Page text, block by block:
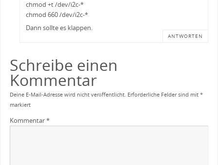
chmod +t /dev/i2c-*
chmod 660 /dev/i2c-*
Dann sollte es klappen.
ANTWORTEN
Schreibe einen
Kommentar
Deine E-Mail-Adresse wird nicht veröffentlicht. Erforderliche Felder sind mit *
markiert
Kommentar*